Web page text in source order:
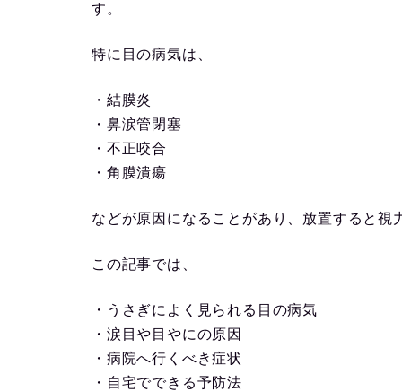
す。
特に目の病気は、
・結膜炎
・鼻涙管閉塞
・不正咬合
・角膜潰瘍
などが原因になることがあり、放置すると視
この記事では、
・うさぎによく見られる目の病気
・涙目や目やにの原因
・病院へ行くべき症状
・自宅でできる予防法